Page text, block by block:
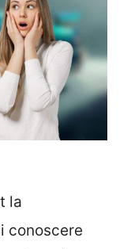
la
conoscere